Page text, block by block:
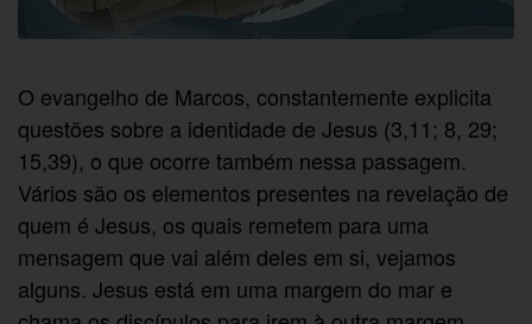
O evangelho de Marcos, constantemente explicita
questões sobre a identidade de Jesus (3,11; 8, 29;
15,39), o que ocorre também nessa passagem.
Vários são os elementos presentes na revelação de
quem é Jesus, os quais remetem para uma
mensagem que vai além deles em si, vejamos
alguns. Jesus está em uma margem do mar e